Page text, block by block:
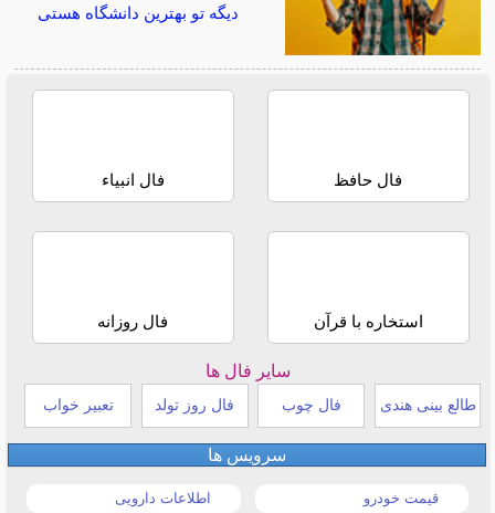
دیگه تو بهترین دانشگاه هستی
فال حافظ فال انبیاء
استخاره با قرآن فال روزانه
سایر فال ها
طالع بینی هندی فال چوب فال روز تولد تعبیر خواب
سرویس ها
قیمت خودرو اطلاعات دارویی